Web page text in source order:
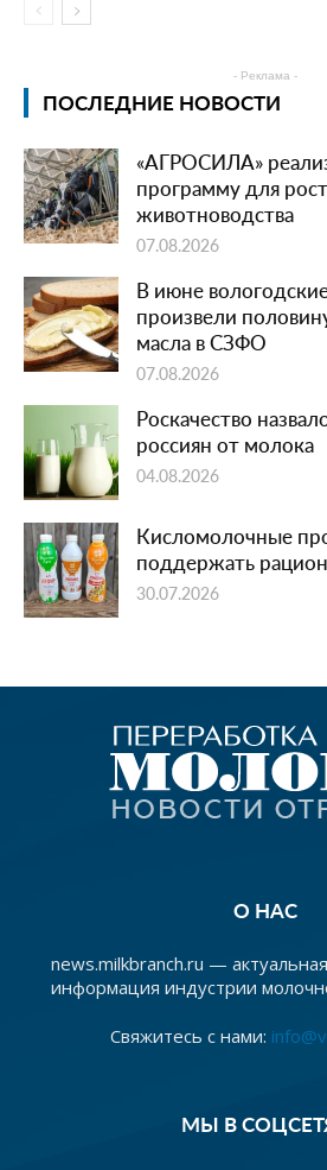
- Реклама -
ПОСЛЕДНИЕ НОВОСТИ
«АГРОСИЛА»
программу для
животноводства
07.08.2026
В июне
произвели
масла в СЗФО
07.08.2026
Роскачество
россиян от молока
04.08.2026
Кисломолочные
поддержать
30.07.2026
О НАС
news.milkbranch.ru —
информация индустрии
Свяжитесь с нами:
МЫ В